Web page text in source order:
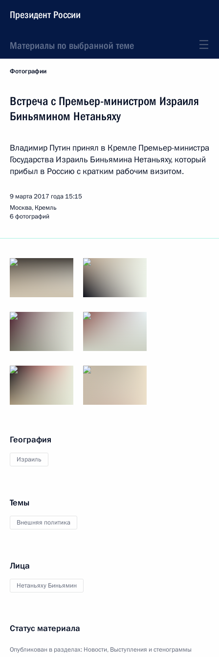
Президент России
Материалы по выбранной теме
Фотографии
Встреча с Премьер-министром Израиля
Биньямином Нетаньяху
Владимир Путин принял в Кремле Премьер-министра
Государства Израиль Биньямина Нетаньяху, который
прибыл в Россию с кратким рабочим визитом.
9 марта 2017 года 15:15
Москва, Кремль
6 фотографий
География
Израиль
Темы
Внешняя политика
Лица
Нетаньяху Биньямин
Статус материала
Опубликован в разделах: Новости, Выступления и стенограммы